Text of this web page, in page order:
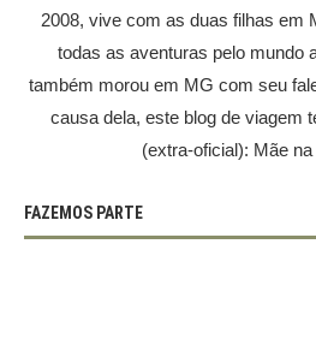
2008, vive com as duas filhas em
todas as aventuras pelo mundo
também morou em MG com seu
causa dela, este blog de viagem
(extra-oficial): Mãe
FAZEMOS PARTE